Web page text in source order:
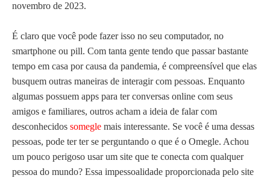
novembro de 2023.
É claro que você pode fazer isso no seu computador, no
smartphone ou pill. Com tanta gente tendo que passar bastante
tempo em casa por causa da pandemia, é compreensível que elas
busquem outras maneiras de interagir com pessoas. Enquanto
algumas possuem apps para ter conversas online com seus
amigos e familiares, outros acham a ideia de falar com
desconhecidos somegle mais interessante. Se você é uma dessas
pessoas, pode ter ter se perguntando o que é o Omegle. Achou
um pouco perigoso usar um site que te conecta com qualquer
pessoa do mundo? Essa impessoalidade proporcionada pelo site